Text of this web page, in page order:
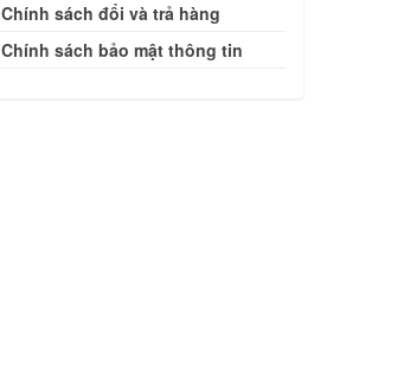
Chính sách đổi và trả hàng
Chính sách bảo mật thông tin